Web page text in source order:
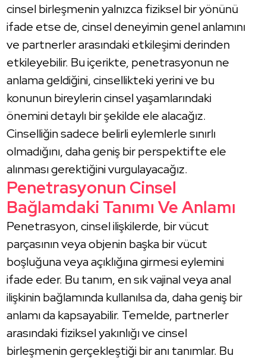
cinsel birleşmenin yalnızca fiziksel bir yönünü
ifade etse de, cinsel deneyimin genel anlamını
ve partnerler arasındaki etkileşimi derinden
etkileyebilir. Bu içerikte, penetrasyonun ne
anlama geldiğini, cinsellikteki yerini ve bu
konunun bireylerin cinsel yaşamlarındaki
önemini detaylı bir şekilde ele alacağız.
Cinselliğin sadece belirli eylemlerle sınırlı
olmadığını, daha geniş bir perspektifte ele
alınması gerektiğini vurgulayacağız.
Penetrasyonun Cinsel
Bağlamdaki Tanımı Ve Anlamı
Penetrasyon, cinsel ilişkilerde, bir vücut
parçasının veya objenin başka bir vücut
boşluğuna veya açıklığına girmesi eylemini
ifade eder. Bu tanım, en sık vajinal veya anal
ilişkinin bağlamında kullanılsa da, daha geniş bir
anlamı da kapsayabilir. Temelde, partnerler
arasındaki fiziksel yakınlığı ve cinsel
birleşmenin gerçekleştiği bir anı tanımlar. Bu